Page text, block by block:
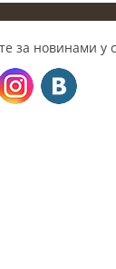
за новинами у